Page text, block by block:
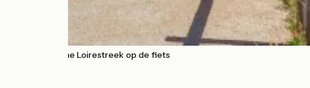
De Atlantische Loirestreek op de fiets